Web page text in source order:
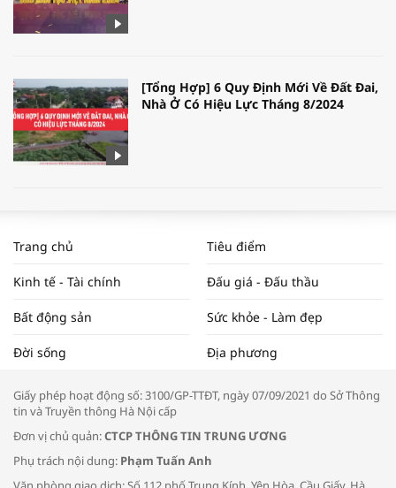
[Tổng Hợp] 6 Quy Định Mới Về Đất Đai,
Nhà Ở Có Hiệu Lực Tháng 8/2024
NAM NĂM 2024 VÀ NĂM 2025 | NHỊP
ĐẬP THỊ TRƯỜNG #62
Tọa đàm “Xúc tiến thương mại: Khơi
Bác sĩ tư vấn cách phòng tránh bệnh
Trang chủ Tiêu điểm
Kinh tế - Tài chính Đấu giá - Đấu thầu
Bất động sản Sức khỏe - Làm đẹp
Đời sống Địa phương
Giấy phép hoạt động số: 3100/GP-TTĐT, ngày 07/09/2021 do Sở Thông
tin và Truyền thông Hà Nội cấp
Đơn vị chủ quản:CTCP THÔNG TIN TRUNG ƯƠNG
Phụ trách nội dung: Phạm Tuấn Anh